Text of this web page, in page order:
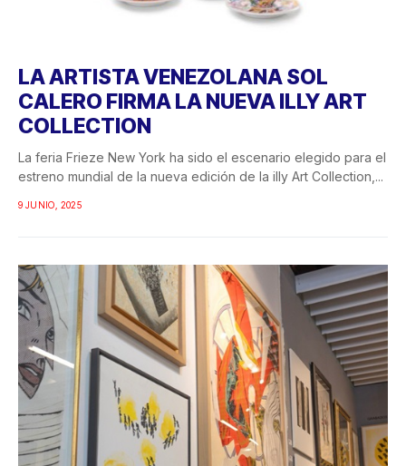
LA ARTISTA VENEZOLANA SOL
CALERO FIRMA LA NUEVA ILLY ART
COLLECTION
La feria Frieze New York ha sido el escenario elegido para el
estreno mundial de la nueva edición de la illy Art Collection,...
9 JUNIO, 2025